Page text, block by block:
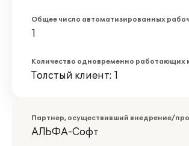
Общее число автоматизированных
1
Количество одновременно работающих
Толстый клиент: 1
Партнер, осуществивший внедрение/
АЛЬФА-Софт